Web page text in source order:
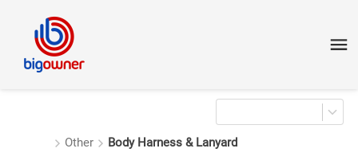
Other Body Harness & Lanyard